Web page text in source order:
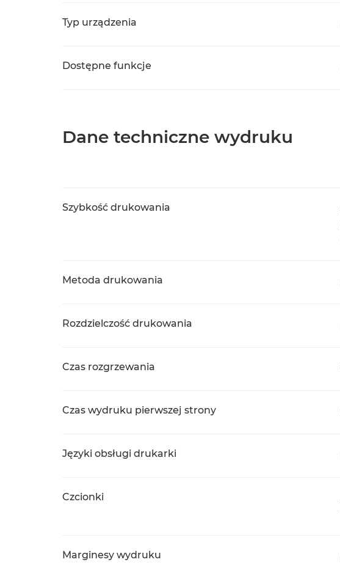
Typ urządzenia
Dostępne funkcje
Dane techniczne wydruku
Szybkość drukowania
Metoda drukowania
Rozdzielczość drukowania
Czas rozgrzewania
Czas wydruku pierwszej strony
Języki obsługi drukarki
Czcionki
Marginesy wydruku